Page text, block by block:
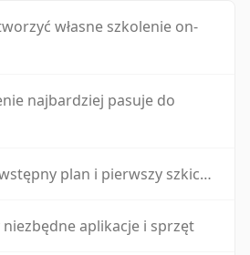
własne szkolenie on-
najbardziej pasuje do
plan i pierwszy szkic…
aplikacje i sprzęt